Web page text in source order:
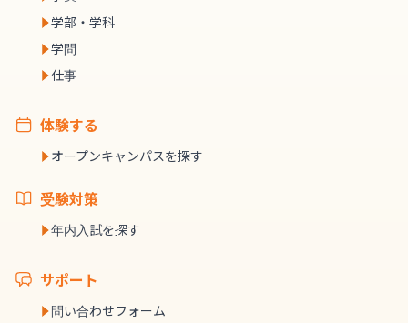
学部・学科
学問
仕事
体験する
オープンキャンパスを探す
受験対策
年内入試を探す
サポート
問い合わせフォーム